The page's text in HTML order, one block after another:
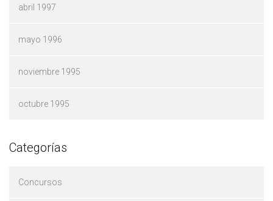
abril 1997
mayo 1996
noviembre 1995
octubre 1995
Categorías
Concursos